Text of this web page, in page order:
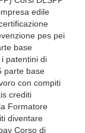
edile
pes pei
base
patentini di
parte base
con compiti
crediti
Formatore
diventare
Corso di